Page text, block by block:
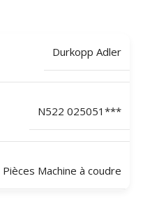
Durkopp Adler
N522 025051***
Pièces Machine à coudre